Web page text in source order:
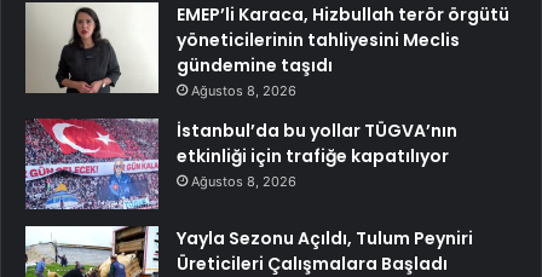
EMEP’li Karaca, Hizbullah terör örgütü
yöneticilerinin tahliyesini Meclis
gündemine taşıdı
Ağustos 8, 2026
İstanbul’da bu yollar TÜGVA’nın
etkinliği için trafiğe kapatılıyor
Ağustos 8, 2026
Yayla Sezonu Açıldı, Tulum Peyniri
Üreticileri Çalışmalara Başladı